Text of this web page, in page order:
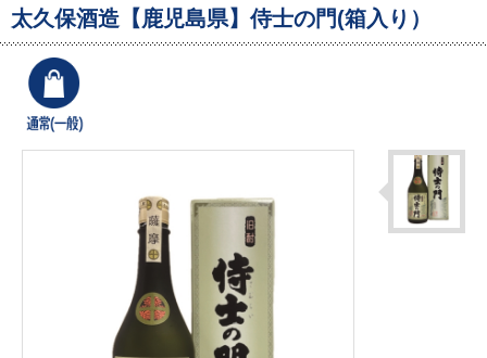
太久保酒造【鹿児島県】侍士の門(箱入り）